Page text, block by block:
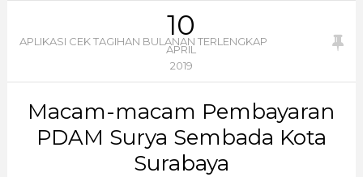
10
APRIL
2019
APLIKASI CEK TAGIHAN BULANAN TERLENGKAP
Macam-macam Pembayaran
PDAM Surya Sembada Kota
Surabaya